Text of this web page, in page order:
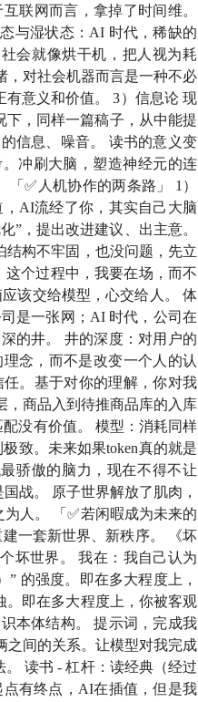
井
在
、近期在读的论文以及
解、认知或感受。
联网而言，拿掉了时间维。
与湿状态：AI 时代，稀缺的
会就像烘干机，把人视为耗
，对社会机器而言是一种不必
意义和价值。 3）信息论 现
，同样一篇稿子，从中能提
信息、噪音。 读书的意义变
冲刷大脑，塑造神经元的连
✅人机协作的两条路」 1）
AI流经了你，其实自己大脑
”，提出改进建议、出主意。
构不牢固，也没问题，先立
这个过程中，我要在场，而不
该交给模型，心交给人。 体
是一张网；AI 时代，公司在
的井。 井的深度：对用户的
念，而不是改变一个人的认
。基于对你的理解，你对我
，商品入到待推商品库的入库
没有价值。 模型：消耗同样
致。未来如果token真的就是
骄傲的脑力，现在不得不让
战。 原子世界解放了肌肉，
人。 「✅若闲暇成为未来的
一套新世界、新秩序。 《坏
坏世界。 我在：我自己认为
的强度。即在多大程度上，
。即在多大程度上，你被客观
本体结构。 提示词，完成我
之间的关系。让模型对我完成
读书 - 杠杆：读经典（经过
有终点，AI在插值，但是我